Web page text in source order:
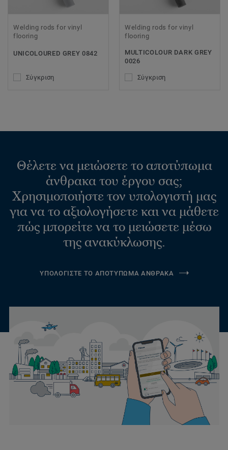
Welding rods for vinyl
flooring
UNICOLOURED GREY 0842
Σύγκριση
Welding rods for vinyl
flooring
MULTICOLOUR DARK GREY
0026
Σύγκριση
Θέλετε να μειώσετε το αποτύπωμα
άνθρακα του έργου σας;
Χρησιμοποιήστε τον υπολογιστή μας
για να το αξιολογήσετε και να μάθετε
πώς μπορείτε να το μειώσετε μέσω
της ανακύκλωσης.
ΥΠΟΛΟΓΙΣΤΕ ΤΟ ΑΠΟΤΥΠΩΜΑ ΑΝΘΡΑΚΑ